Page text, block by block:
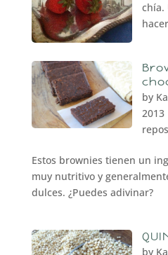
chía.
by
2013
Estos brownies tienen un
muy nutritivo y
dulces. ¿Puedes adivinar?
by